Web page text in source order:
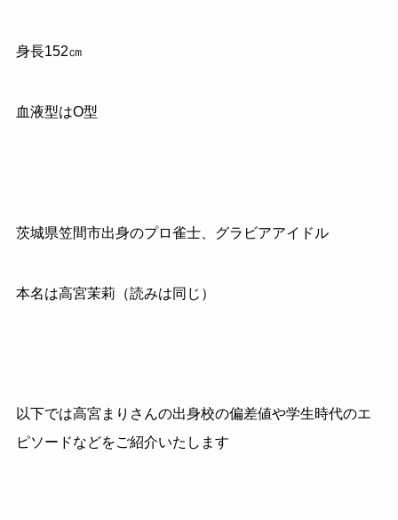
身長152㎝
血液型はO型
茨城県笠間市出身のプロ雀士、グラビアアイドル
本名は高宮茉莉（読みは同じ）
以下では高宮まりさんの出身校の偏差値や学生時代のエ
ピソードなどをご紹介いたします